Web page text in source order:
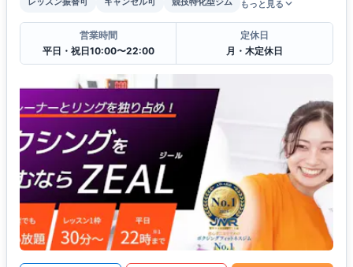
もっと見る
営業時間
平日・祝日10:00〜22:00
定休日
月・木定休日